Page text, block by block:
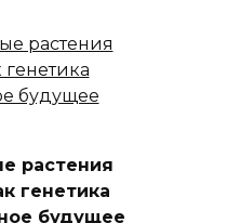
растения
генетика
будущее